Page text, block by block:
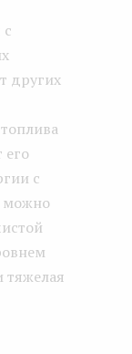
других
его
с
можно
тяжелая